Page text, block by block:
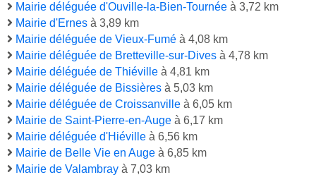
Mairie déléguée d'Ouville-la-Bien-Tournée à 3,72 km
Mairie d'Ernes à 3,89 km
Mairie déléguée de Vieux-Fumé à 4,08 km
Mairie déléguée de Bretteville-sur-Dives à 4,78 km
Mairie déléguée de Thiéville à 4,81 km
Mairie déléguée de Bissières à 5,03 km
Mairie déléguée de Croissanville à 6,05 km
Mairie de Saint-Pierre-en-Auge à 6,17 km
Mairie déléguée d'Hiéville à 6,56 km
Mairie de Belle Vie en Auge à 6,85 km
Mairie de Valambray à 7,03 km